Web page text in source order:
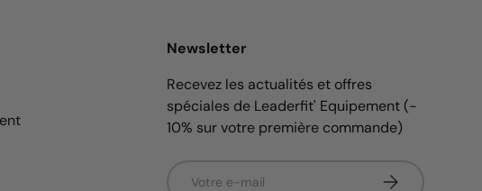
Newsletter
Recevez les actualités et offres
spéciales de Leaderfit' Equipement (-
10% sur votre première commande)
S’inscrire